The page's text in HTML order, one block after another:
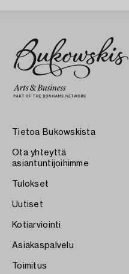
Tietoa Bukowskista
Ota yhteyttä
asiantuntijoihimme
Tulokset
Uutiset
Kotiarviointi
Asiakaspalvelu
Toimitus